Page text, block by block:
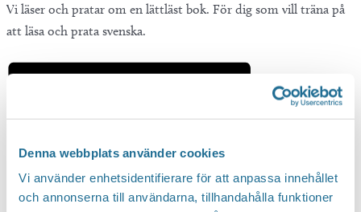
Denna webbplats använder cookies
Vi använder enhetsidentifierare för att anpassa innehållet
och annonserna till användarna, tillhandahålla funktioner
Vi läser och pratar om en lättläst bok. För dig som vill träna på
att läsa och prata svenska.